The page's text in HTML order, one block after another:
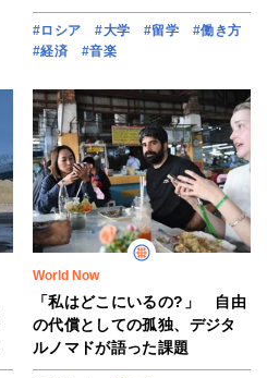
#ロシア #大学 #留学
#働き方
#経済
#音楽
World Now
「私はどこにいるの?」 自由
の代償としての孤独、デジタ
ルノマドが語った課題